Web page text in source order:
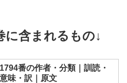
に含まれるもの↓
番の作者・分類｜訓読・
味・訳｜原文